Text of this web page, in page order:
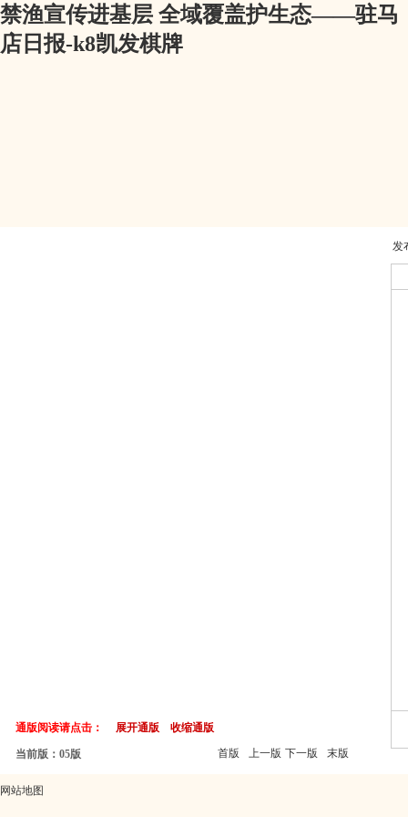
禁渔宣传进基层 全域覆盖护生态——驻马
店日报-k8凯发棋牌
通版阅读请点击： 展开通版 收缩通版
当前版：05版 首版 上一版 下一版 末版
发
网站地图